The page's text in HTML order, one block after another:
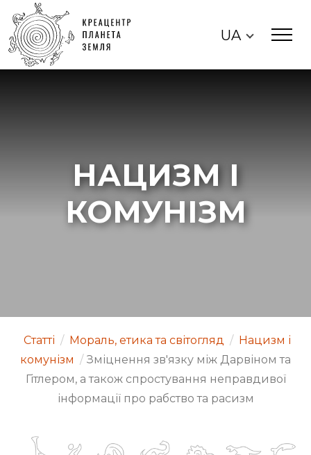
UA
НАЦИЗМ І
КОМУНІЗМ
Статті / Мораль, етика та світогляд / Нацизм і
комунізм / Зміцнення зв'язку між Дарвіном та
Гітлером, а також спростування неправдивої
інформації про рабство та расизм